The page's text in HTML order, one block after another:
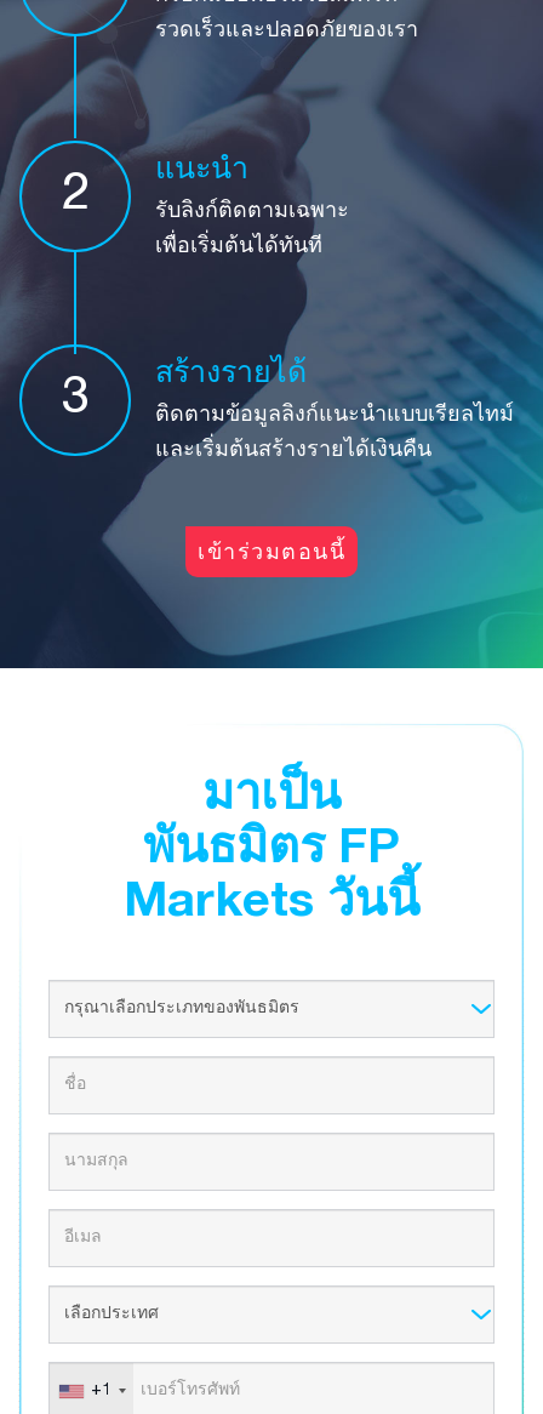
รวดเร็วและปลอดภัยของเรา
2
แนะนำ
รับลิงก์ติดตามเฉพาะ
เพื่อเริ่มต้นได้ทันที
3
สร้างรายได้
ติดตามข้อมูลลิงก์แนะนำแบบเรียลไทม์
และเริ่มต้นสร้างรายได้เงินคืน
เข้าร่วมตอนนี้
มาเป็น
พันธมิตร FP
Markets วันนี้
+1